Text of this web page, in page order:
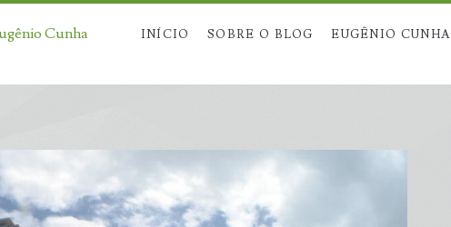
Cunha INÍCIO SOBRE O BLOG EUGÊNIO CUNHA